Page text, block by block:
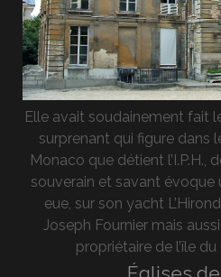
Elle avait soudainement fait
surprenant qui figure dans
Monaco que détient l’I.P.H.,
souverain et savant évoque
eue, sur son yacht
Joseph Fournier mais
propriétaire de l’île